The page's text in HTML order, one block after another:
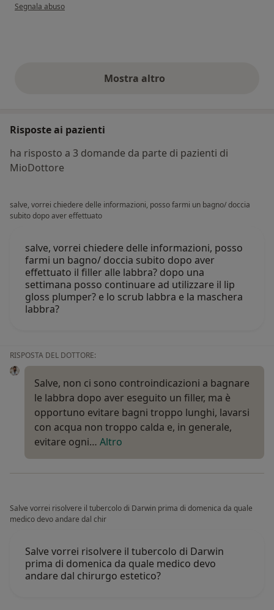
secondo l'opinione dell'utente Donatella
Segnala abuso
Mostra altroopinioni di cui sopra
Risposte ai pazienti
ha risposto a 3 domande da parte di pazienti di
MioDottore
salve, vorrei chiedere delle informazioni, posso farmi un bagno/ doccia
subito dopo aver effettuato
salve, vorrei chiedere delle informazioni, posso
farmi un bagno/ doccia subito dopo aver
effettuato il filler alle labbra? dopo una
settimana posso continuare ad utilizzare il lip
gloss plumper? e lo scrub labbra e la maschera
labbra?
RISPOSTA DEL DOTTORE:
Salve, non ci sono controindicazioni a bagnare
le labbra dopo aver eseguito un filler, ma è
opportuno evitare bagni troppo lunghi, lavarsi
con acqua non troppo calda e, in generale,
evitare ogni… Altro
Salve vorrei risolvere il tubercolo di Darwin prima di domenica da quale
medico devo andare dal chir
Salve vorrei risolvere il tubercolo di Darwin
prima di domenica da quale medico devo
andare dal chirurgo estetico?